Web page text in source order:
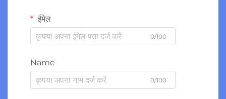
ईमेल
0/100
Name
0/100